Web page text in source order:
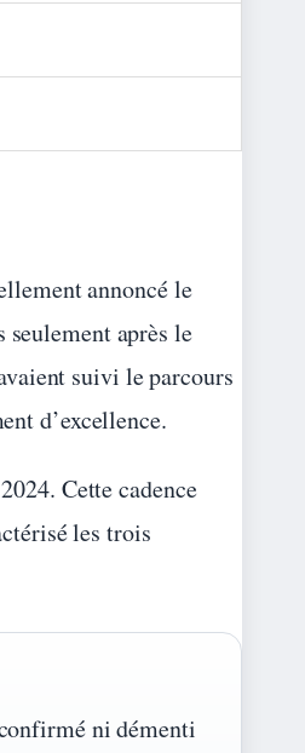
annoncé le
seulement après le
suivi le parcours
d’excellence.
Cette cadence
les trois
ni démenti